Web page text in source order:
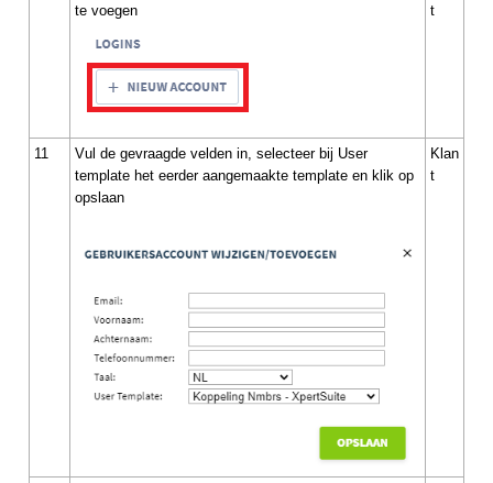
te voegen
t
11
Vul de gevraagde velden in, selecteer bij User
template het eerder aangemaakte template en klik op
opslaan
Klan
t